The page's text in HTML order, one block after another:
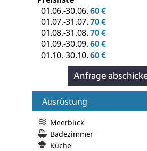
01.06.-30.06. 60 €
01.07.-31.07. 70 €
01.08.-31.08. 70 €
01.09.-30.09. 60 €
01.10.-30.10. 60 €
Ausrüstung
Meerblick
Badezimmer
Küche